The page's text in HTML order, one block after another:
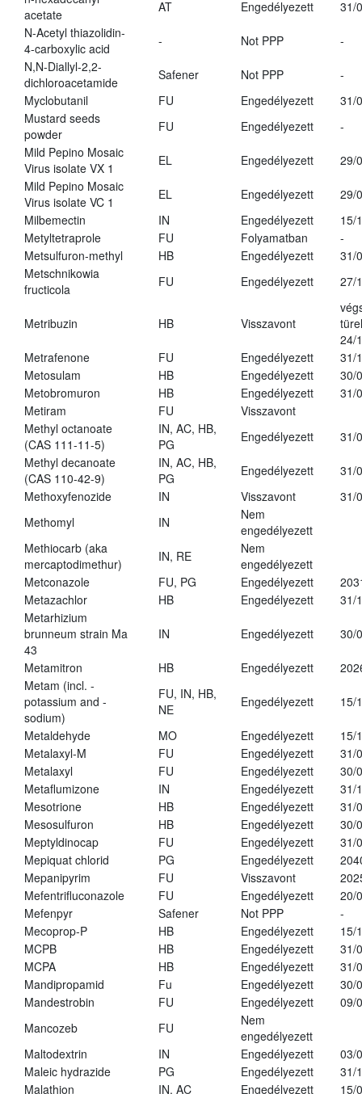
acetate
AT Engedélyezett
31/
N-Acetyl thiazolidin-
4-carboxylic acid
- Not PPP
-
N,N-Diallyl-2,2-
dichloroacetamide
Safener Not PPP
-
Myclobutanil
FU Engedélyezett
31/
Mustard seeds
powder
FU Engedélyezett
-
Mild Pepino Mosaic
Virus isolate VX 1
EL Engedélyezett
29/
Mild Pepino Mosaic
Virus isolate VC 1
EL Engedélyezett
29/
Milbemectin
IN Engedélyezett
15/
Metyltetraprole
FU Folyamatban
-
Metsulfuron-methyl
HB Engedélyezett
31/
Metschnikowia
fructicola
FU Engedélyezett 27/
Metribuzin HB Visszavont
24/
Metrafenone
FU Engedélyezett
31/
Metosulam
HB Engedélyezett
30/
Metobromuron
HB Engedélyezett
31/
Metiram
FU
Visszavont
Methyl octanoate
(CAS 111-11-5)
IN, AC, HB,
PG
Engedélyezett
31/
Methyl decanoate
(CAS 110-42-9)
IN, AC, HB,
PG
Engedélyezett
31/
Methoxyfenozide
IN Visszavont
31/
Methomyl
IN
Nem
engedélyezett
Methiocarb (aka
mercaptodimethur)
IN, RE
Nem
engedélyezett
Metconazole
FU, PG Engedélyezett
Metazachlor
HB Engedélyezett
31/
Metarhizium
brunneum strain Ma
43
IN Engedélyezett 30/
Metamitron HB Engedélyezett
Metam (incl. -
potassium and -
sodium)
FU, IN, HB,
NE
Engedélyezett 15/
Metaldehyde MO Engedélyezett
15/
Metalaxyl-M
FU Engedélyezett
31/
Metalaxyl
FU Engedélyezett
30/
Metaflumizone
IN Engedélyezett
31/
Mesotrione
HB Engedélyezett
31/
Mesosulfuron
HB Engedélyezett
30/
Meptyldinocap
FU Engedélyezett
31/
Mepiquat chlorid
PG Engedélyezett
Mepanipyrim
FU Visszavont
Mefentrifluconazole
FU Engedélyezett
20/
Mefenpyr
Safener Not PPP
-
Mecoprop-P
HB Engedélyezett
15/
MCPB
HB Engedélyezett
31/
MCPA
HB Engedélyezett
31/
Mandipropamid
Fu Engedélyezett
30/
Mandestrobin
FU Engedélyezett
09/
Mancozeb
FU
Nem
engedélyezett
Maltodextrin
IN Engedélyezett
03/
Maleic hydrazide
PG Engedélyezett
31/
Malathion
IN, AC Engedélyezett
15/